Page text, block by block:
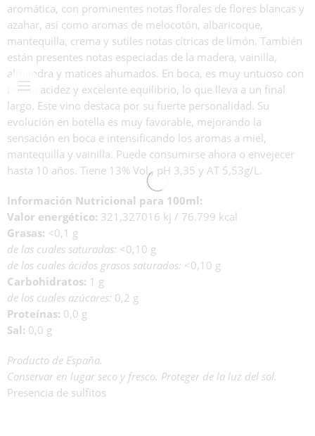
aromática, con prominentes notas florales de flores blancas y
azahar, así como aromas de melocotón, albaricoque,
mantequilla, crema y sutiles notas cítricas de limón. También
están presentes notas especiadas de la madera, vainilla,
almendra y matices ahumados. En boca, es muy untuoso con
buena acidez y excelente equilibrio, lo que lleva a un final
largo. Este vino destaca por su fuerte personalidad. Su
evolución en botella es muy favorable, mejorando la
sensación en boca e intensificando los aromas a miel,
mantequilla y vainilla. Puede consumirse ahora o envejecer
hasta 10 años. Tiene 13% Vol., pH 3,35 y AT 5,53g/L.
Información Nutricional para 100ml:
Valor energético: 321,327016 kj / 76.799 kcal
Grasas: <0,1 g
de las cuales saturadas: <0,10 g
de los cuales ácidos grasos saturados: <0,10 g
Carbohidratos: 1 g
de los cuales azúcares: 0,2 g
Proteínas: 0,0 g
Sal: 0,0 g
Producto de España.
Conservar en lugar seco y fresco. Proteger de la luz del sol.
Presencia de sulfitos